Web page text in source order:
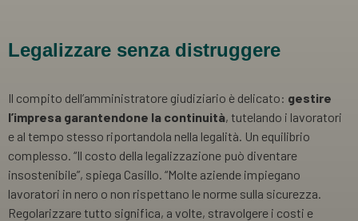
Legalizzare senza distruggere
Il compito dell’amministratore giudiziario è delicato: gestire
l’impresa garantendone la continuità, tutelando i lavoratori
e al tempo stesso riportandola nella legalità. Un equilibrio
complesso. “Il costo della legalizzazione può diventare
insostenibile”, spiega Casillo. “Molte aziende impiegano
lavoratori in nero o non rispettano le norme sulla sicurezza.
Regolarizzare tutto significa, a volte, stravolgere i costi e